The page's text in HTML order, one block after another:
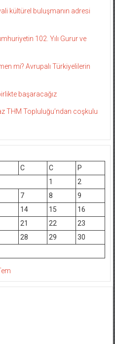
kültürel buluşmanın adresi
102. Yılı Gurur ve
mi? Avrupalı Türkiyelilerin
başaracağız
THM Topluluğu’ndan coşkulu
C C
P
1
2
7 8
9
14 15
16
21 22
23
28 29
30